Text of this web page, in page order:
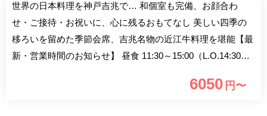
世界の日本料理を神戸吉兆で… 和個室も完備、お顔合わ
せ・ご接待・お祝いに、心に残るおもてなし 美しい四季の
移ろいを留めた季節会席、吉兆名物の近江牛料理を堪能【最
新・営業時間のお知らせ】 昼食 11:30～15:00（L.O.14:30）
を誇るリーガロイヤルホテルに吉兆初のホテルテナント店と
6050 円〜